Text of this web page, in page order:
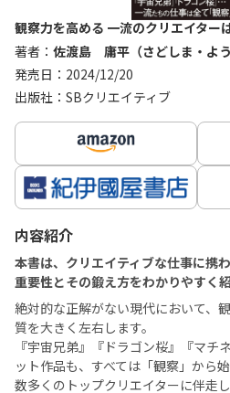
観察力を高める 一流のクリエイター
著者： 佐渡島 庸平（さどしま・よう
発売日：2024/12/20
出版社：SBクリエイティブ
内容紹介
本書は、クリエイティブな仕事に携
重要性とその鍛え方をわかりやすく
絶対的な正解がない現代において、
質を大きく左右します。
『宇宙兄弟』『ドラゴン桜』『マチ
ット作品も、すべては「観察」から始
数多くのトップクリエイターに伴走